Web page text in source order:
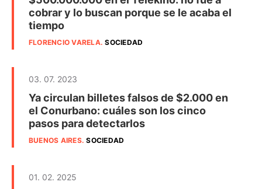
cobrar y lo buscan porque se le acaba el
tiempo
FLORENCIO VARELA.SOCIEDAD
03. 07. 2023
Ya circulan billetes falsos de $2.000 en
el Conurbano: cuáles son los cinco
pasos para detectarlos
BUENOS AIRES.SOCIEDAD
01. 02. 2025